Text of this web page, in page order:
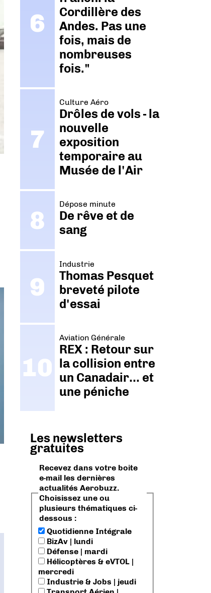
Cordillère des
Andes. Pas une
fois, mais de
nombreuses
fois."
Culture Aéro
Drôles de vols - la
nouvelle
exposition
temporaire au
Musée de l'Air
Dépose minute
De rêve et de
sang
Industrie
Thomas Pesquet
breveté pilote
d'essai
Aviation Générale
REX : Retour sur
la collision entre
un Canadair… et
une péniche
Les newsletters
gratuites
Recevez dans votre boite
e-mail les dernières
actualités Aerobuzz.
Choisissez une ou
plusieurs thématiques ci-
dessous :
Quotidienne Intégrale
BizAv | lundi
Défense | mardi
Hélicoptères & eVTOL |
mercredi
Industrie & Jobs | jeudi